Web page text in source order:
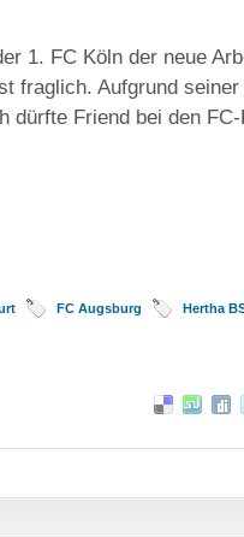
1. FC Köln der neue
fraglich. Aufgrund seiner
dürfte Friend bei den
FC Augsburg Hertha